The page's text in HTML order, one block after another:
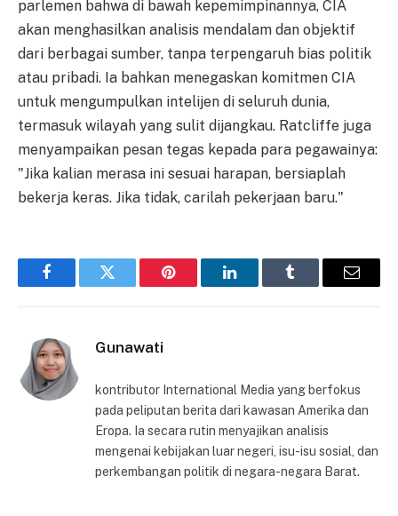
parlemen bahwa di bawah kepemimpinannya, CIA
akan menghasilkan analisis mendalam dan objektif
dari berbagai sumber, tanpa terpengaruh bias politik
atau pribadi. Ia bahkan menegaskan komitmen CIA
untuk mengumpulkan intelijen di seluruh dunia,
termasuk wilayah yang sulit dijangkau. Ratcliffe juga
menyampaikan pesan tegas kepada para pegawainya:
"Jika kalian merasa ini sesuai harapan, bersiaplah
bekerja keras. Jika tidak, carilah pekerjaan baru."
FacebookTwitter Pinterest LinkedInTumblr Email
Gunawati
kontributor International Media yang berfokus
pada peliputan berita dari kawasan Amerika dan
Eropa. Ia secara rutin menyajikan analisis
mengenai kebijakan luar negeri, isu-isu sosial, dan
perkembangan politik di negara-negara Barat.